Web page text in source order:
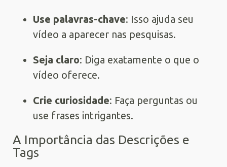
Use palavras-chave: Isso ajuda seu
vídeo a aparecer nas pesquisas.
Seja claro: Diga exatamente o que o
vídeo oferece.
Crie curiosidade: Faça perguntas ou
use frases intrigantes.
A Importância das Descrições e
Tags